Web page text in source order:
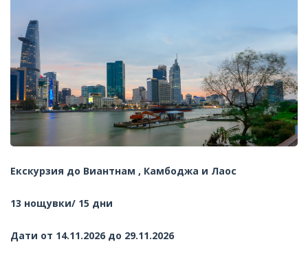
Екскурзия до Виантнам , Камбоджа и Лаос
13 нощувки/ 15 дни
Дати от 14.11.2026 до 29.11.2026